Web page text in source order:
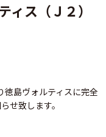
ィス（Ｊ２）
徳島ヴォルティスに完全
せ致します。